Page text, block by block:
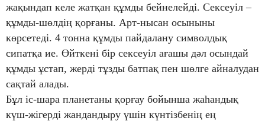
жақындап келе жатқан құмды бейнелейді. Сексеуіл –
құмды-шөлдің қорғаны. Арт-нысан осыныны
көрсетеді. 4 тонна құмды пайдалану символдық
сипатқа ие. Өйткені бір сексеуіл ағашы дәл осындай
құмды ұстап, жерді тұзды батпақ пен шөлге айналудан
сақтай алады.
Бұл іс-шара планетаны қорғау бойынша жаһандық
күш-жігерді жандандыру үшін күнтізбенің ең